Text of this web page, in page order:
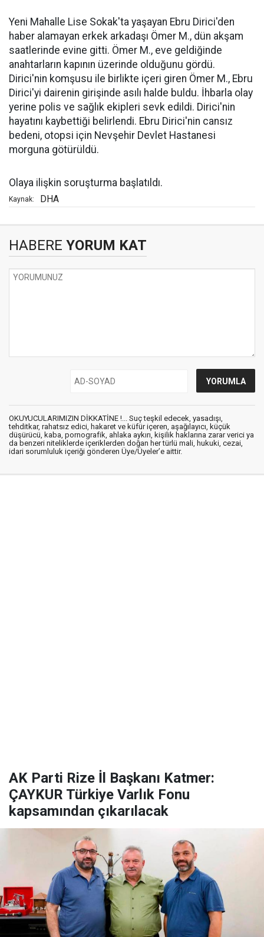
Yeni Mahalle Lise Sokak'ta yaşayan Ebru Dirici'den
haber alamayan erkek arkadaşı Ömer M., dün akşam
saatlerinde evine gitti. Ömer M., eve geldiğinde
anahtarların kapının üzerinde olduğunu gördü.
Dirici'nin komşusu ile birlikte içeri giren Ömer M., Ebru
Dirici'yi dairenin girişinde asılı halde buldu. İhbarla olay
yerine polis ve sağlık ekipleri sevk edildi. Dirici'nin
hayatını kaybettiği belirlendi. Ebru Dirici'nin cansız
bedeni, otopsi için Nevşehir Devlet Hastanesi
morguna götürüldü.
Olaya ilişkin soruşturma başlatıldı.
Kaynak: DHA
HABERE YORUM KAT
OKUYUCULARIMIZIN DİKKATİNE !... Suç teşkil edecek, yasadışı,
tehditkar, rahatsız edici, hakaret ve küfür içeren, aşağılayıcı, küçük
düşürücü, kaba, pornografik, ahlaka aykırı, kişilik haklarına zarar verici ya
da benzeri niteliklerde içeriklerden doğan her türlü mali, hukuki, cezai,
idari sorumluluk içeriği gönderen Üye/Üyeler’e aittir.
AK Parti Rize İl Başkanı Katmer:
ÇAYKUR Türkiye Varlık Fonu
kapsamından çıkarılacak